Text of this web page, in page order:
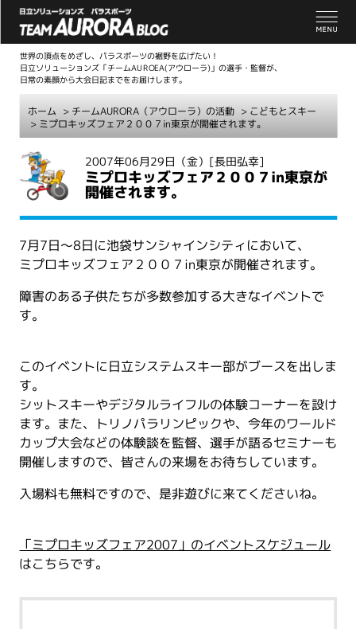
世界の頂点をめざし、パラスポーツの裾野を広げたい！
日立ソリューションズ「チームAUROEA(アウローラ)」の選手・監督が、
日常の素顔から大会日記までをお届けします。
ホーム > チームAURORA（アウローラ）の活動 > こどもとスキー
> ミプロキッズフェア２００７in東京が開催されます。
2007年06月29日（金） [長田弘幸]
ミプロキッズフェア２００７in東京が
開催されます。
7月7日～8日に池袋サンシャインシティにおいて、
ミプロキッズフェア２００７in東京が開催されます。
障害のある子供たちが多数参加する大きなイベントで
す。
このイベントに日立システムスキー部がブースを出しま
す。
シットスキーやデジタルライフルの体験コーナーを設け
ます。また、トリノパラリンピックや、今年のワールド
カップ大会などの体験談を監督、選手が語るセミナーも
開催しますので、皆さんの来場をお待ちしています。
入場料も無料ですので、是非遊びに来てくださいね。
「ミプロキッズフェア2007」のイベントスケジュール
はこちらです。